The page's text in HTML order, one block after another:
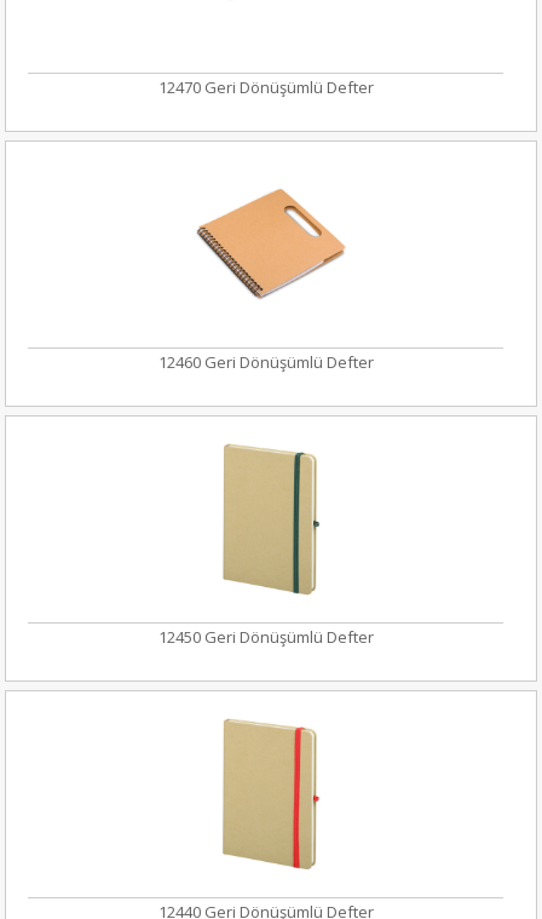
12470 Geri Dönüşümlü Defter
12460 Geri Dönüşümlü Defter
12450 Geri Dönüşümlü Defter
12440 Geri Dönüşümlü Defter